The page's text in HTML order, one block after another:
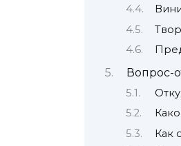
Вопрос-
Как